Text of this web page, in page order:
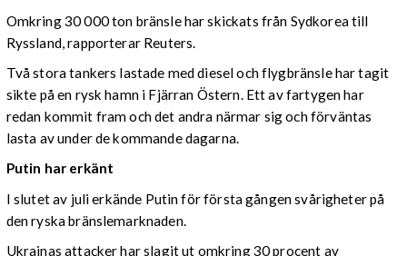
Omkring 30 000 ton bränsle har skickats från Sydkorea till
Ryssland, rapporterar Reuters.
Två stora tankers lastade med diesel och flygbränsle har tagit
sikte på en rysk hamn i Fjärran Östern. Ett av fartygen har
redan kommit fram och det andra närmar sig och förväntas
lasta av under de kommande dagarna.
Putin har erkänt
I slutet av juli erkände Putin för första gången svårigheter på
den ryska bränslemarknaden.
Ukrainas attacker har slagit ut omkring 30 procent av